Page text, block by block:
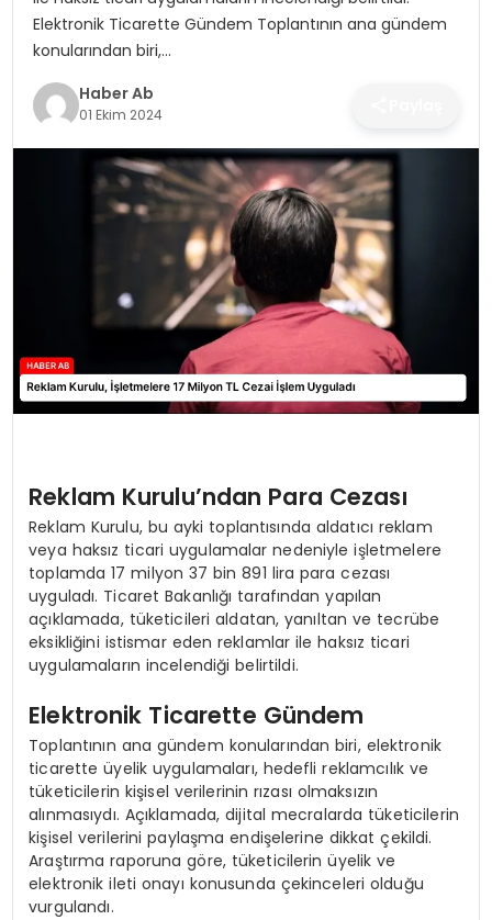
YAŞAM
Elektronik Ticarette Gündem Toplantının ana gündem
konularından biri,…
Haber Ab
01 Ekim 2024
Reklam Kurulu’ndan Para Cezası
Reklam Kurulu, bu ayki toplantısında aldatıcı reklam
veya haksız ticari uygulamalar nedeniyle işletmelere
toplamda 17 milyon 37 bin 891 lira para cezası
uyguladı. Ticaret Bakanlığı tarafından yapılan
açıklamada, tüketicileri aldatan, yanıltan ve tecrübe
eksikliğini istismar eden reklamlar ile haksız ticari
uygulamaların incelendiği belirtildi.
Elektronik Ticarette Gündem
Toplantının ana gündem konularından biri, elektronik
ticarette üyelik uygulamaları, hedefli reklamcılık ve
tüketicilerin kişisel verilerinin rızası olmaksızın
alınmasıydı. Açıklamada, dijital mecralarda tüketicilerin
kişisel verilerini paylaşma endişelerine dikkat çekildi.
Araştırma raporuna göre, tüketicilerin üyelik ve
elektronik ileti onayı konusunda çekinceleri olduğu
vurgulandı.